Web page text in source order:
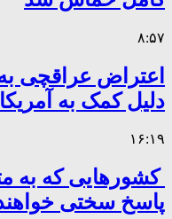
۸:۵۷
اعتراض عراقچی
دلیل کمک به
۱۶:۱۹
کشورهایی که به
پاسخ سختی